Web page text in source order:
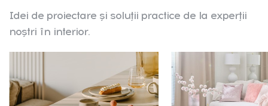
Idei de proiectare și soluții practice de la experții
noștri în interior.